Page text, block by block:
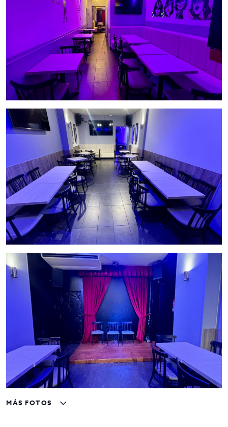
que sea tarde!
MÁS FOTOS